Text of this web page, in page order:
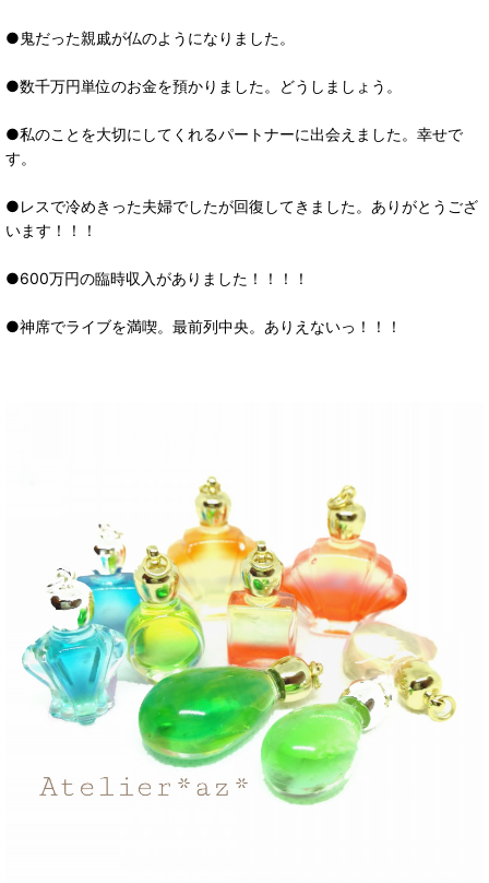
●鬼だった親戚が仏のようになりました。
●数千万円単位のお金を預かりました。どうしましょう。
●私のことを大切にしてくれるパートナーに出会えました。幸せで
す。
●レスで冷めきった夫婦でしたが回復してきました。ありがとうござ
います！！！
●600万円の臨時収入がありました！！！！
●神席でライブを満喫。最前列中央。ありえないっ！！！